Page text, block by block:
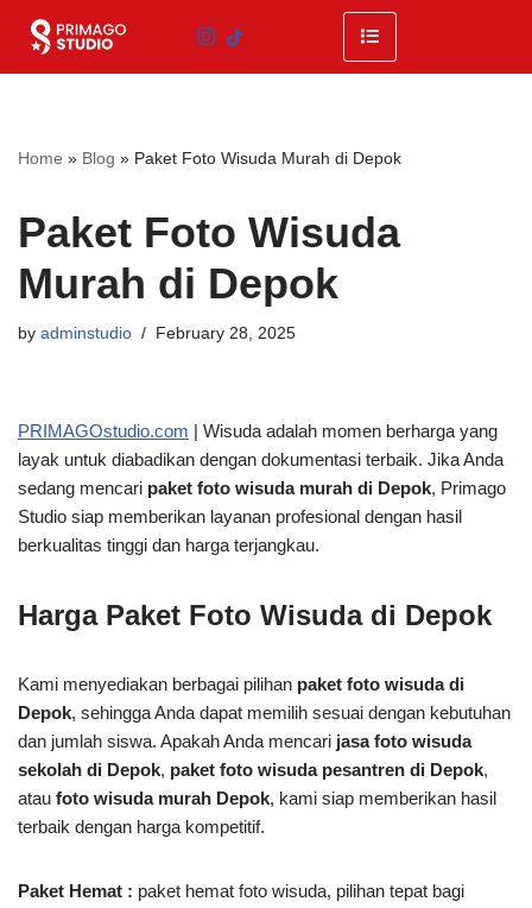
Home » Blog » Paket Foto Wisuda Murah di Depok
Paket Foto Wisuda
Murah di Depok
by adminstudio February 28, 2025
PRIMAGOstudio.com | Wisuda adalah momen berharga yang
layak untuk diabadikan dengan dokumentasi terbaik. Jika Anda
sedang mencari paket foto wisuda murah di Depok, Primago
Studio siap memberikan layanan profesional dengan hasil
berkualitas tinggi dan harga terjangkau.
Harga Paket Foto Wisuda di Depok
Kami menyediakan berbagai pilihan paket foto wisuda di
Depok, sehingga Anda dapat memilih sesuai dengan kebutuhan
dan jumlah siswa. Apakah Anda mencari jasa foto wisuda
sekolah di Depok, paket foto wisuda pesantren di Depok,
atau foto wisuda murah Depok, kami siap memberikan hasil
terbaik dengan harga kompetitif.
Paket Hemat : paket hemat foto wisuda, pilihan tepat bagi